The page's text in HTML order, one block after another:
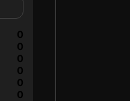
0
0
0
0
0
0